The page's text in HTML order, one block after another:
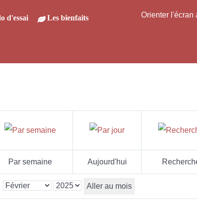
d'essai Les bienfaits Orienter l'écran
Par semaine Aujourd'hui
Aller au mois